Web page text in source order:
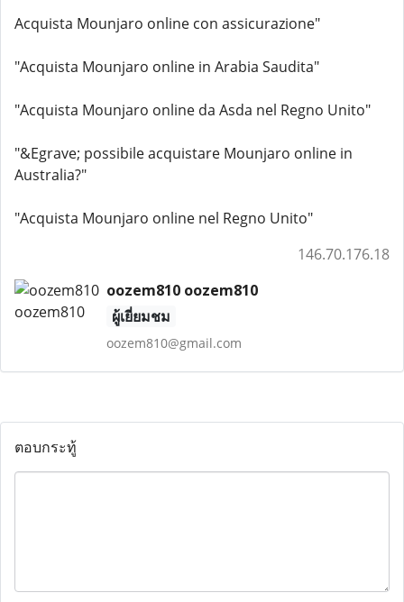
Acquista Mounjaro online con assicurazione"
"Acquista Mounjaro online in Arabia Saudita"
"Acquista Mounjaro online da Asda nel Regno Unito"
"&Egrave; possibile acquistare Mounjaro online in
Australia?"
"Acquista Mounjaro online nel Regno Unito"
146.70.176.18
oozem810 oozem810
ผู้เยี่ยมชม
oozem810@gmail.com
ตอบกระทู้